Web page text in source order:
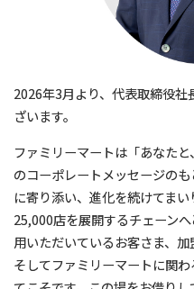
2026年3月より、代表取締役
ざいます。
ファミリーマートは「あなた
のコーポレートメッセージの
に寄り添い、進化を続けてま
25,000店を展開するチェーン
用いただいているお客さま、加
そしてファミリーマートに関